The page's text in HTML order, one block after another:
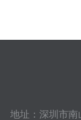
地址：深圳市南